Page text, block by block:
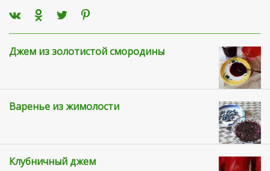
Джем из золотистой смородины
Варенье из жимолости
Клубничный джем